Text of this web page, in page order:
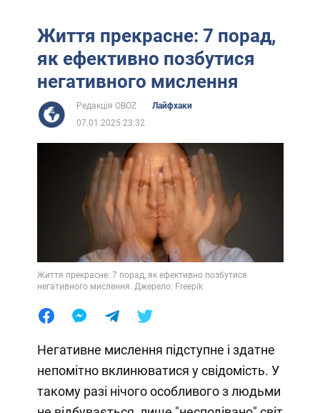
Життя прекрасне: 7 порад,
як ефективно позбутися
негативного мислення
Редакція OBOZ
Лайфхаки
07.01.2025 23:32
Життя прекрасне: 7 порад, як ефективно позбутися
негативного мислення. Джерело: Freepik
Негативне мислення підступне і здатне
непомітно вклинюватися у свідомість. У
такому разі нічого особливого з людьми